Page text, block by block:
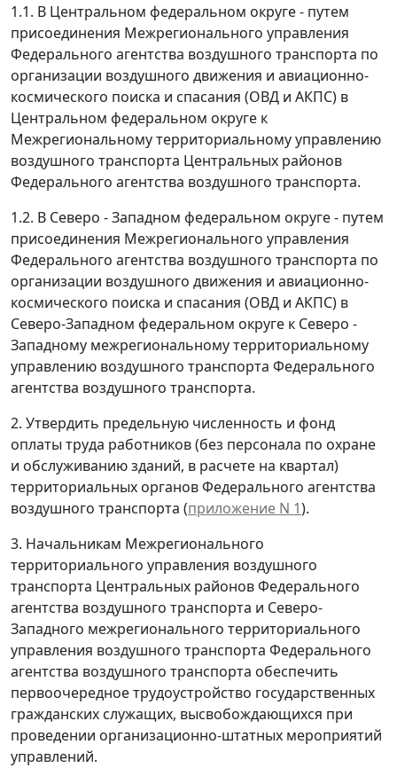
1.1. В Центральном федеральном округе - путем
присоединения Межрегионального управления
Федерального агентства воздушного транспорта по
организации воздушного движения и авиационно-
космического поиска и спасания (ОВД и АКПС) в
Центральном федеральном округе к
Межрегиональному территориальному управлению
воздушного транспорта Центральных районов
Федерального агентства воздушного транспорта.
1.2. В Северо - Западном федеральном округе - путем
присоединения Межрегионального управления
Федерального агентства воздушного транспорта по
организации воздушного движения и авиационно-
космического поиска и спасания (ОВД и АКПС) в
Северо-Западном федеральном округе к Северо -
Западному межрегиональному территориальному
управлению воздушного транспорта Федерального
агентства воздушного транспорта.
2. Утвердить предельную численность и фонд
оплаты труда работников (без персонала по охране
и обслуживанию зданий, в расчете на квартал)
территориальных органов Федерального агентства
воздушного транспорта (приложение N 1).
3. Начальникам Межрегионального
территориального управления воздушного
транспорта Центральных районов Федерального
агентства воздушного транспорта и Северо-
Западного межрегионального территориального
управления воздушного транспорта Федерального
агентства воздушного транспорта обеспечить
первоочередное трудоустройство государственных
гражданских служащих, высвобождающихся при
проведении организационно-штатных мероприятий
управлений.